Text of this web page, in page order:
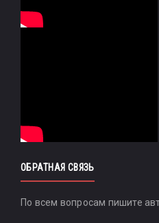
ОБРАТНАЯ СВЯЗЬ
По всем вопросам пишите